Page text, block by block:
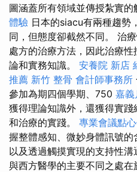
圖涵蓋所有領域並傳授紮實的
體驗 日本的siacu有兩種趨勢
同，但態度卻截然不同。 治
處方的治療方法，因此治療
論和實務知識。 安養院 新店
推薦 新竹 整骨 會計師事務所
參加為期四個學期、750 嘉義
獲得理論知識外，還獲得實
和治療的實踐。 專業會議點
握整體感知、微妙身體訊號
以及透過觸摸實現的支持性
與西方醫學的主要不同之處